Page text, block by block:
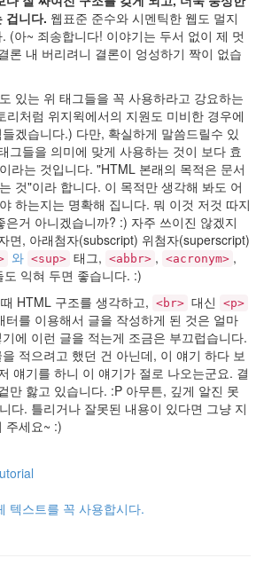
겁니다. 웹표준 준수와 시멘틱한 웹도 멀지
(아~ 죄송합니다! 이야기는 두서 없이 제 멋
론 내 버리려니 결론이 엉성하기 짝이 없습
있는 위 태그들을 꼭 사용하라고 강요하는
리처럼 위지윅에서의 지원도 미비한 경우에
겠습니다.) 다만, 확실하게 말씀드릴수 있
그들을 의미에 맞게 사용하는 것이 보다 효
라는 것입니다. HTML 본래의 목적은 문서
것 이라 합니다. 이 목적만 생각해 봐도 어
하는지는 명확해 집니다. 뭐 이것 저것 따지
은거 아니겠습니까? :) 자주 쓰이진 않겠지
면, 아래첨자(subscript) 위첨자(superscript)
와 <sup> 태그, <abbr> , <acronym> ,
도 익혀 두면 좋습니다. :)
HTML 구조를 생각하고, <br> 대신 <p>
터를 이용해서 글을 작성하게 된 것은 얼마
에 이런 글을 적는게 조금은 부끄럽습니다.
적으려고 했던 건 아닌데, 이 얘기 하다 보
얘기를 하니 이 얘기가 절로 나오는군요. 결
만 핧고 있습니다. :P 아무튼, 깊게 알진 못
다. 틀리거나 잘못된 내용이 있다면 그냥 지
주세요~ :)
텍스트를 꼭 사용합시다.